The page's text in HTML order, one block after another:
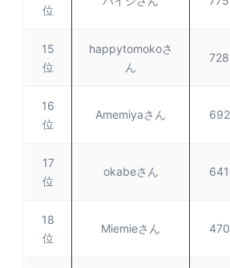
位
15
位
happytomokoさ
ん
16
位
Amemiyaさん
17
位
okabeさん
18
位
Miemieさん